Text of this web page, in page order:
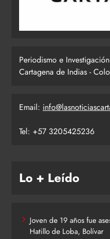
Periodismo e
Cartagena de Indias -
Email:
Tel: +57 3205425236
Lo + Leído
Joven de 19 años fue
Hatillo de Loba, Bolívar